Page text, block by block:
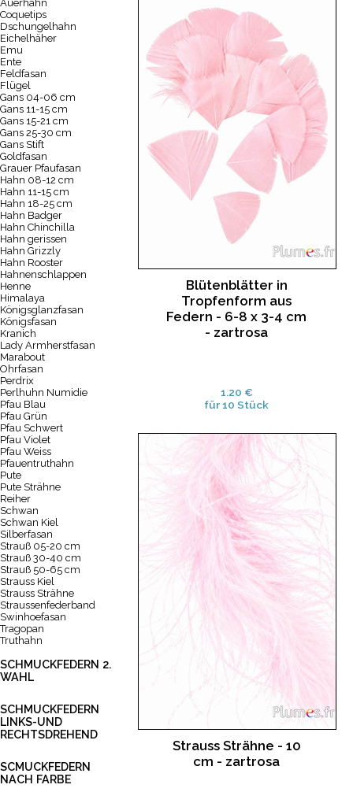
Auerhahn
Coquetips
Dschungelhahn
Eichelhäher
Emu
Ente
Feldfasan
Flügel
Gans 04-06 cm
Gans 11-15 cm
Gans 15-21 cm
Gans 25-30 cm
Gans Stift
Goldfasan
Grauer Pfaufasan
Hahn 08-12 cm
Hahn 11-15 cm
Hahn 18-25 cm
Hahn Badger
Hahn Chinchilla
Hahn gerissen
Hahn Grizzly
Hahn Rooster
Hahnenschlappen
Henne
Himalaya
Königsglanzfasan
Königsfasan
Kranich
Lady Armherstfasan
Marabout
Ohrfasan
Perdrix
Perlhuhn Numidie
Pfau Blau
Pfau Grün
Pfau Schwert
Pfau Violet
Pfau Weiss
Pfauentruthahn
Pute
Pute Strähne
Reiher
Schwan
Schwan Kiel
Silberfasan
Strauß 05-20 cm
Strauß 30-40 cm
Strauß 50-65 cm
Strauss Kiel
Strauss Strähne
Straussenfederband
Swinhoefasan
Tragopan
Truthahn
SCHMUCKFEDERN 2.
WAHL
SCHMUCKFEDERN
LINKS-UND
RECHTSDREHEND
SCMUCKFEDERN
NACH FARBE
Blütenblätter in
Tropfenform aus
Federn - 6-8 x 3-4 cm
- zartrosa
1.20 €
für 10 Stück
Strauss Strähne - 10
cm - zartrosa